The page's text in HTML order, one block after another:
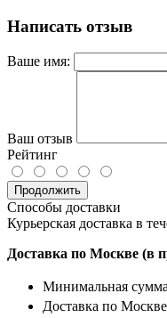
Написать отзыв
Ваше имя:
Ваш отзыв
Рейтинг
Продолжить
Способы доставки
Курьерская доставка в
Доставка по Москве (в
Минимальная
Доставка по